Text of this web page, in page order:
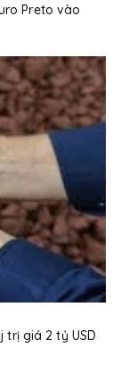
Preto vào
trị giá 2 tỷ USD